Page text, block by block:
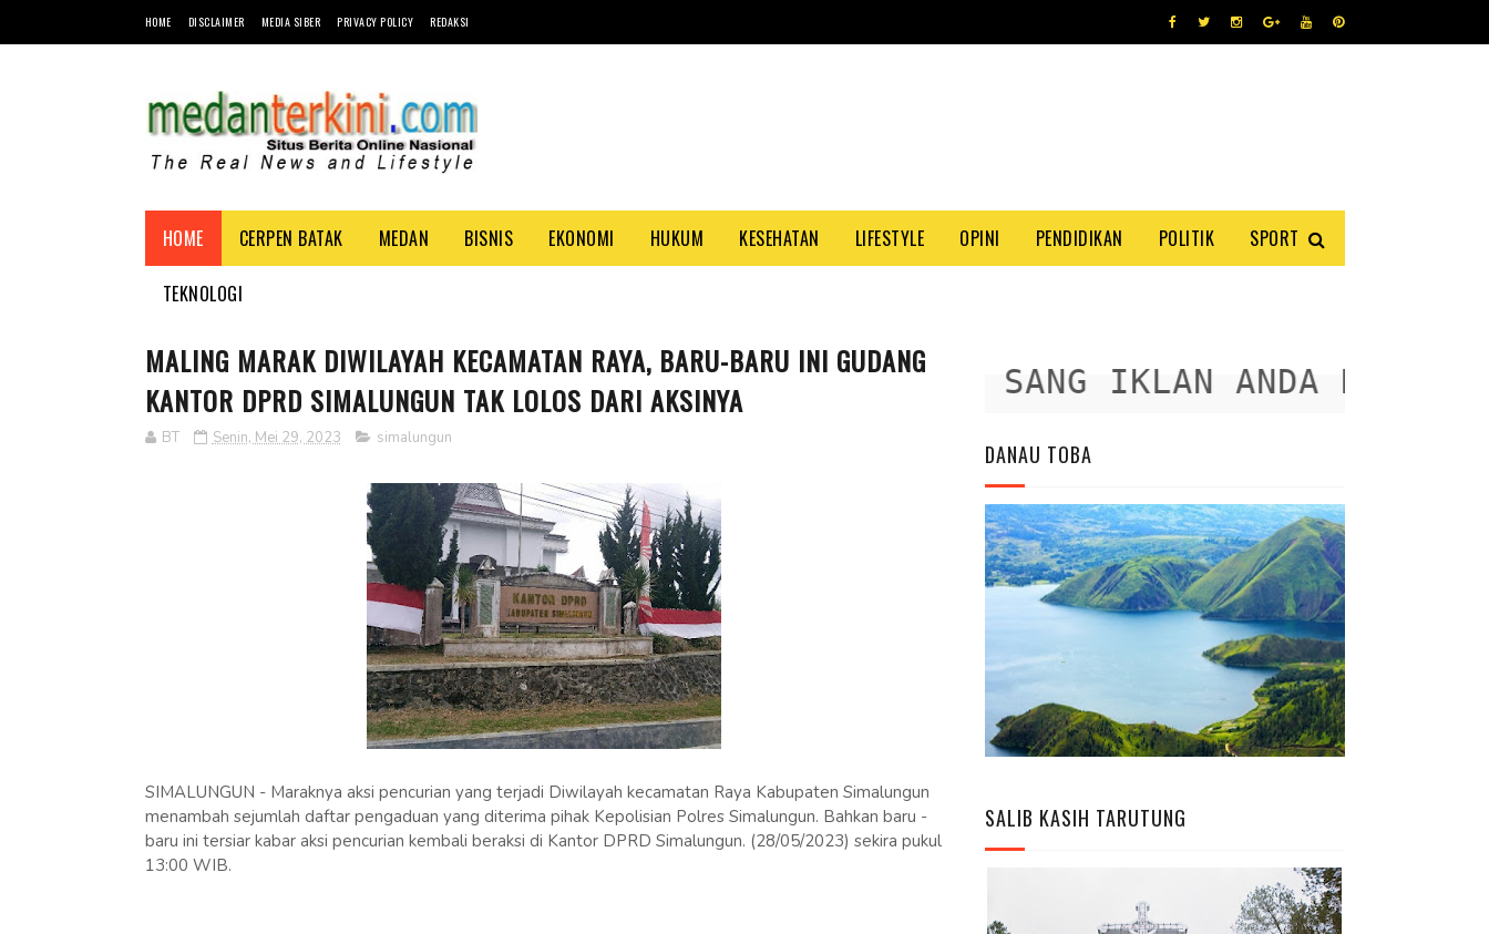
HOME DISCLAIMER MEDIA SIBER PRIVACY POLICY REDAKSI
HOME CERPEN BATAK MEDAN BISNIS EKONOMI HUKUM KESEHATAN LIFESTYLE OPINI PENDIDIKAN POLITIK SPORT
TEKNOLOGI
MALING MARAK DIWILAYAH KECAMATAN RAYA, BARU-BARU INI GUDANG
KANTOR DPRD SIMALUNGUN TAK LOLOS DARI AKSINYA
BT Senin, Mei 29, 2023 simalungun
SIMALUNGUN - Maraknya aksi pencurian yang terjadi Diwilayah kecamatan Raya Kabupaten Simalungun
menambah sejumlah daftar pengaduan yang diterima pihak Kepolisian Polres Simalungun. Bahkan baru -
baru ini tersiar kabar aksi pencurian kembali beraksi di Kantor DPRD Simalungun. (28/05/2023) sekira pukul
13:00 WIB.
PASANG IKLAN ANDA DISINI
DANAU TOBA
SALIB KASIH TARUTUNG